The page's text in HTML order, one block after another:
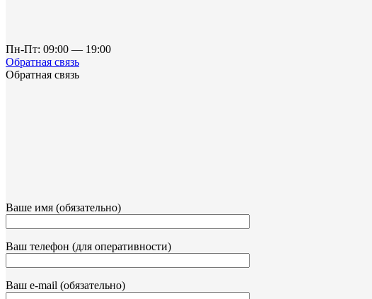
Пн-Пт: 09:00 — 19:00
Обратная связь
Обратная связь
Ваше имя (обязательно)
Ваш телефон (для оперативности)
Ваш e-mail (обязательно)